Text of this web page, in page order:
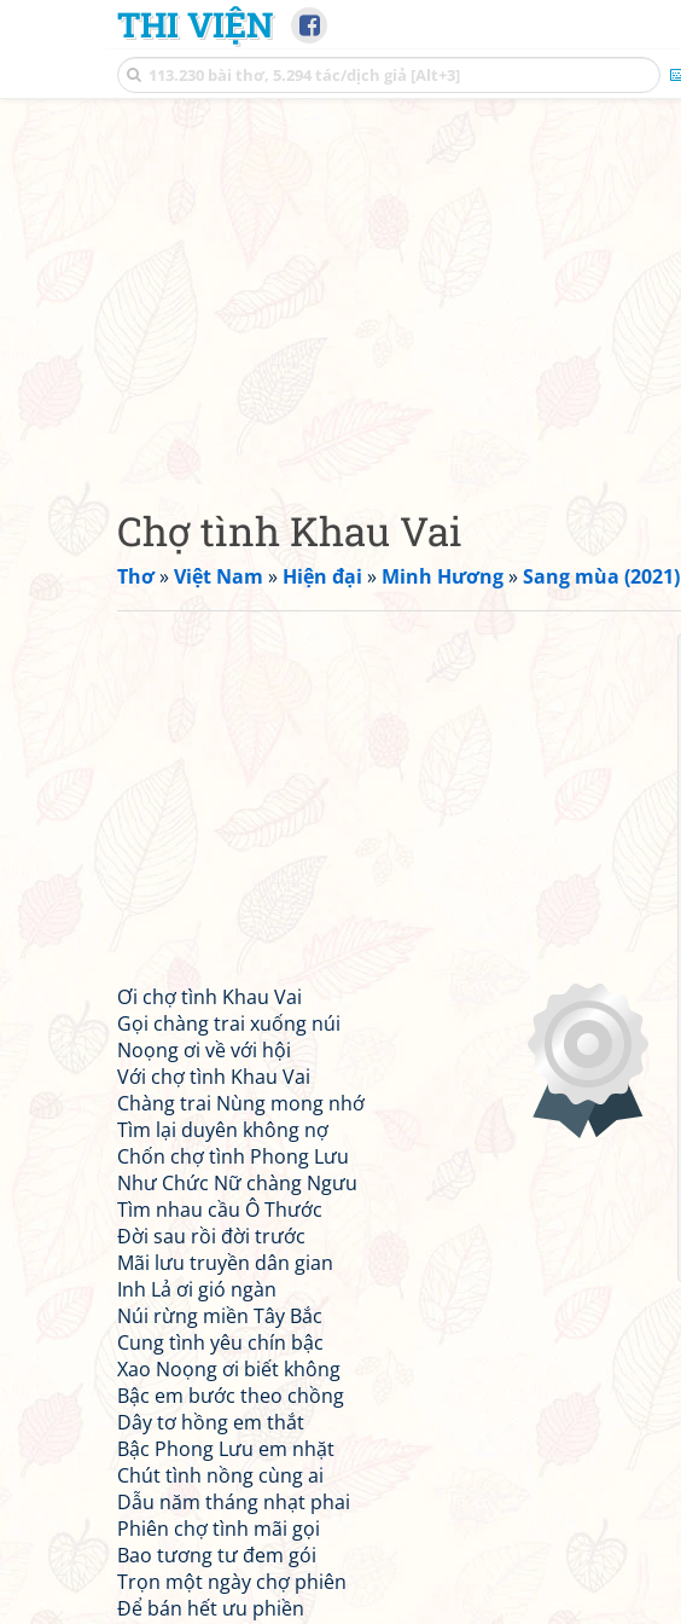
THI VIỆN
Chợ tình Khau Vai
Thơ»Việt Nam » Hiện đại » Minh Hương»Sang mùa (2021)
Ơi chợ tình Khau Vai
Gọi chàng trai xuống núi
Noọng ơi về với hội
Với chợ tình Khau Vai
Chàng trai Nùng mong nhớ
Tìm lại duyên không nợ
Chốn chợ tình Phong Lưu
Như Chức Nữ chàng Ngưu
Tìm nhau cầu Ô Thước
Đời sau rồi đời trước
Mãi lưu truyền dân gian
Inh Lả ơi gió ngàn
Núi rừng miền Tây Bắc
Cung tình yêu chín bậc
Xao Noọng ơi biết không
Bậc em bước theo chồng
Dây tơ hồng em thắt
Bậc Phong Lưu em nhặt
Chút tình nồng cùng ai
Dẫu năm tháng nhạt phai
Phiên chợ tình mãi gọi
Bao tương tư đem gói
Trọn một ngày chợ phiên
Để bán hết ưu phiền